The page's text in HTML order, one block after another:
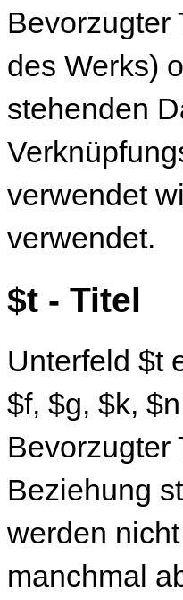
Bevorzugter
des Werks)
stehenden
verwendet
verwendet.
$t - Titel
Unterfeld $t
$f, $g, $k,
Bevorzugter
Beziehung
werden
manchmal